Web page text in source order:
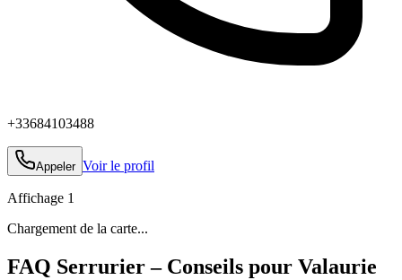
+33684103488
Appeler Voir le profil
Affichage 1
Chargement de la carte...
FAQ Serrurier – Conseils pour Valaurie